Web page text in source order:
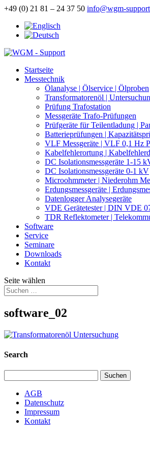
+49 (0) 21 81 – 24 37 50 info@wgm-
Startseite
Messtechnik
Ölanalyse | Ölservice | Ölproben
Transformatorenöl |
Prüfung Trafostation
Messgeräte Trafo-Prüfungen
Prüfgeräte für Teilentladung |
Batterieprüfungen |
VLF Messgeräte | VLF 0,1 Hz
Kabelfehlerortung |
DC Isolationsmessgeräte 1-15
DC Isolationsmessgeräte 0-1 kV
Microohmmeter | Niederohm
Erdungsmessgeräte |
Datenlogger Analysegeräte
VDE Gerätetester | DIN VDE
TDR Reflektometer |
Software
Service
Seminare
Downloads
Kontakt
Seite wählen
software_02
Search
nach:
AGB
Datenschutz
Impressum
Kontakt